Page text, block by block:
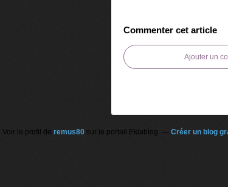
Commenter cet article
Ajouter un
Voir le profil de remus80 sur le portail Eklablog Créer un blog